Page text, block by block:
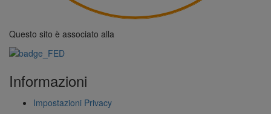
Questo sito è associato alla
Informazioni
Impostazioni Privacy